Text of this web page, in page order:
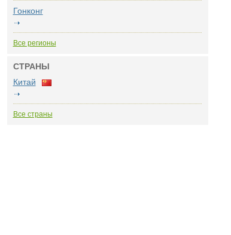
Гонконг
Все регионы
СТРАНЫ
Китай
Все страны